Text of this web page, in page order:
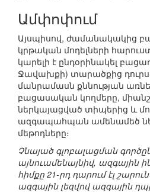
Ամփոփում
Այսպիսով, ժամանակակից
կրթական մոդելների
կարելի է ընդօրինակել
Ջավախքի) տարածքից
մանրամասն քննության
բացասական կողմերը,
ներկայացված տիպերից և
ազգապահպան ամենամեծ
մեթոդները։
Չնայած գլոբալացման
այնուամենայնիվ, ազգային
հիմքը 21-րդ դարում էլ
ազգային լեզվով ազգային